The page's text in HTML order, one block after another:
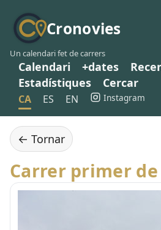
Cronovies
Un calendari fet de carrers
Calendari +dates
Estadístiques
Cercar
CA ES EN Instagram
← Tornar
Carrer primer